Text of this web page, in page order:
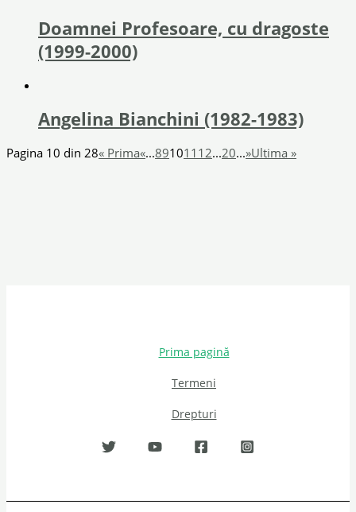
Doamnei Profesoare, cu dragoste
(1999-2000)
Angelina Bianchini (1982-1983)
Pagina 10 din 28« Prima«...891011 12...20...»Ultima »
Prima pagină
Termeni
Drepturi